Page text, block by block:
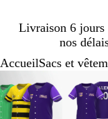
Livraison 6 jours
nos
Diapositive
1
AccueilSacs et
zoomable
au
minimum
pour
développer
les
touches
au
les
1
sur